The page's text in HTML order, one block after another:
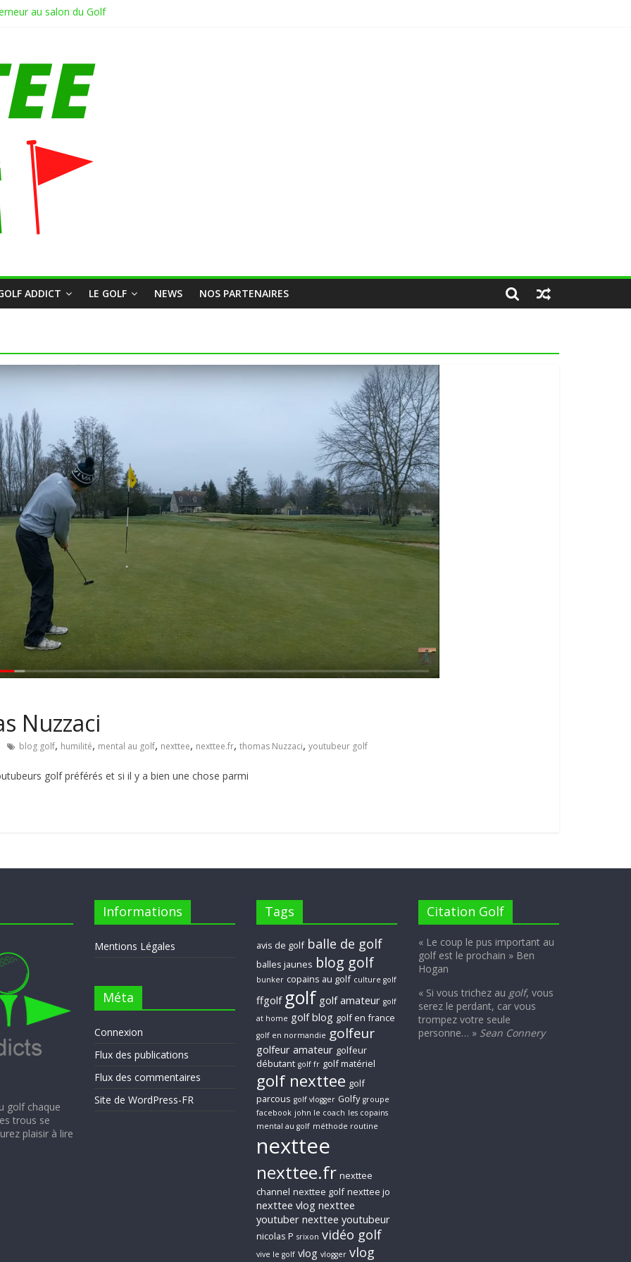
au salon du Golf
partie 2/Fin
ADDICT LE GOLF NEWS NOS PARTENAIRES
Nuzzaci
blog golf, humilité, mental au golf, nexttee, nexttee.fr, thomas Nuzzaci, youtubeur golf
golf préférés et si il y a bien une chose parmi
golf chaque
trous se
plaisir à lire
Informations
Mentions Légales
Méta
Connexion
Flux des publications
Flux des commentaires
Site de WordPress-FR
Tags
avis de golf balle de golf
balles jaunes blog golf
bunker copains au golf culture golf
ffgolf golf golf amateur golf
at home golf blog golf en france
golf en normandie golfeur
golfeur amateur golfeur
débutant golf fr golf matériel
golf nexttee golf
parcous golf vlogger Golfy groupe
facebook john le coach les copains
mental au golf méthode routine
nexttee
nexttee.fr nexttee
channel nexttee golf nexttee jo
nexttee vlog nexttee
youtuber nexttee youtubeur
nicolas P srixon vidéo golf
vive le golf vlog vlogger vlog
Citation Golf
« Le coup le pus important au
golf est le prochain » Ben
Hogan
« Si vous trichez au golf, vous
serez le perdant, car vous
trompez votre seule
personne… » Sean Connery